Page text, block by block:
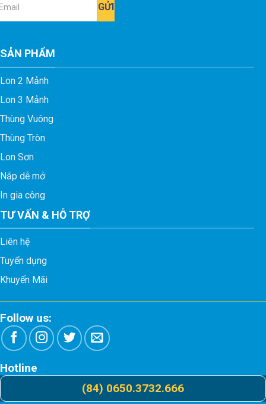
SẢN PHẨM
Lon 2 Mảnh
Lon 3 Mảnh
Thùng Vuông
Thùng Tròn
Lon Sơn
Nắp dễ mở
In gia công
TƯ VẤN & HỖ TRỢ
Liên hệ
Tuyển dụng
Khuyến Mãi
Follow us:
Hotline
(84) 0650.3732.666